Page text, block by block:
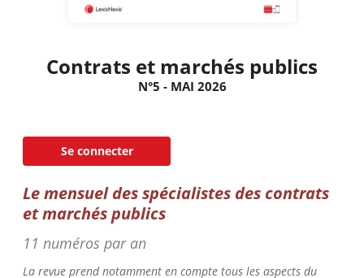
Contrats et marchés publics
N°5 - MAI 2026
Se connecter
Le mensuel des spécialistes des contrats
et marchés publics
11 numéros par an
La revue prend notamment en compte tous les aspects du